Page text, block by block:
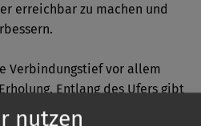
erreichbar zu machen und
Verbindungstief vor allem
Entlang des Ufers gibt
Wanderwege, die zu
nutzen